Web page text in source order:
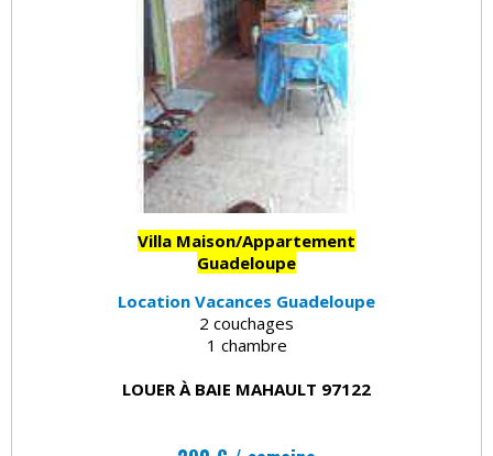
Villa Maison/Appartement
Guadeloupe
Location Vacances Guadeloupe
2 couchages
1 chambre
LOUER À BAIE MAHAULT 97122